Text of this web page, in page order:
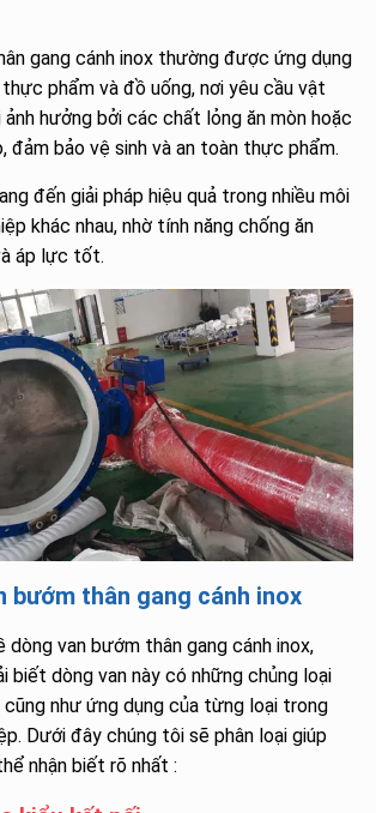
gang cánh inox thường được ứng dụng
phẩm và đồ uống, nơi yêu cầu vật
ảnh hưởng bởi các chất lỏng ăn mòn hoặc
đảm bảo vệ sinh và an toàn thực phẩm.
đến giải pháp hiệu quả trong nhiều môi
khác nhau, nhờ tính năng chống ăn
áp lực tốt.
bướm thân gang cánh inox
dòng van bướm thân gang cánh inox,
biết dòng van này có những chủng loại
như ứng dụng của từng loại trong
Dưới đây chúng tôi sẽ phân loại giúp
nhận biết rõ nhất :